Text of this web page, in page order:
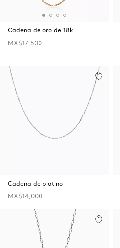
Cadena de oro de 18k
MX$17,500
Cadena de platino
MX$14,000